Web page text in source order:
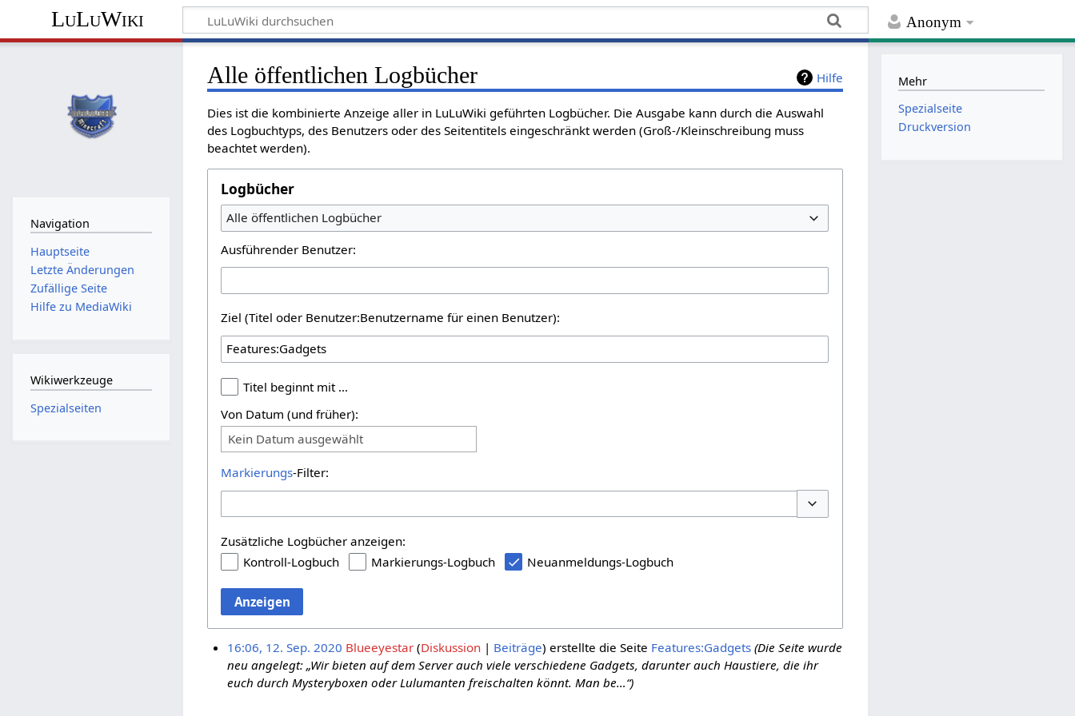
Anonym
LuLuWiki
Hilfe
Alle öffentlichen Logbücher
Dies ist die kombinierte Anzeige aller in LuLuWiki geführten Logbücher. Die Ausgabe kann durch die Auswahl
des Logbuchtyps, des Benutzers oder des Seitentitels eingeschränkt werden (Groß-/Kleinschreibung muss
beachtet werden).
Logbücher
Alle öffentlichen Logbücher
Ausführender Benutzer:
Ziel (Titel oder Benutzer:Benutzername für einen Benutzer):
Titel beginnt mit …
Von Datum (und früher):
Kein Datum ausgewählt
Markierungs-Filter:
Zusätzliche Logbücher anzeigen:
Kontroll-Logbuch
Markierungs-Logbuch Neuanmeldungs-Logbuch
Anzeigen
16:06, 12. Sep. 2020 Blueeyestar Diskussion Beiträge erstellte die Seite Features:Gadgets (Die Seite wurde
neu angelegt: „Wir bieten auf dem Server auch viele verschiedene Gadgets, darunter auch Haustiere, die ihr
euch durch Mysteryboxen oder Lulumanten freischalten könnt. Man be…“)
Navigation
Hauptseite
Letzte Änderungen
Zufällige Seite
Hilfe zu MediaWiki
Wikiwerkzeuge
Spezialseiten
Mehr
Spezialseite
Druckversion